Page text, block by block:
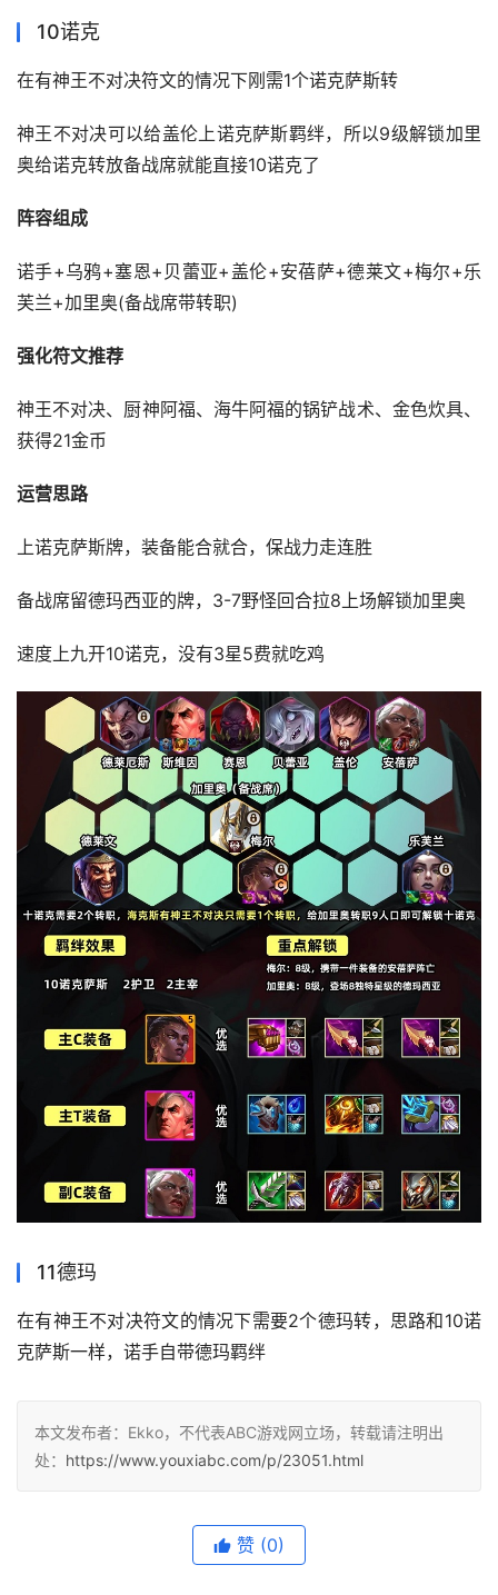
10诺克
在有神王不对决符文的情况下刚需1个诺克萨斯转
神王不对决可以给盖伦上诺克萨斯羁绊，所以9级解锁加里
奥给诺克转放备战席就能直接10诺克了
阵容组成
诺手+乌鸦+塞恩+贝蕾亚+盖伦+安蓓萨+德莱文+梅尔+乐
芙兰+加里奥(备战席带转职)
强化符文推荐
神王不对决、厨神阿福、海牛阿福的锅铲战术、金色炊具、
获得21金币
运营思路
上诺克萨斯牌，装备能合就合，保战力走连胜
备战席留德玛西亚的牌，3-7野怪回合拉8上场解锁加里奥
速度上九开10诺克，没有3星5费就吃鸡
11德玛
在有神王不对决符文的情况下需要2个德玛转，思路和10诺
克萨斯一样，诺手自带德玛羁绊
本文发布者：Ekko，不代表ABC游戏网立场，转载请注明出
处： https://www.youxiabc.com/p/23051.html
赞 (0)